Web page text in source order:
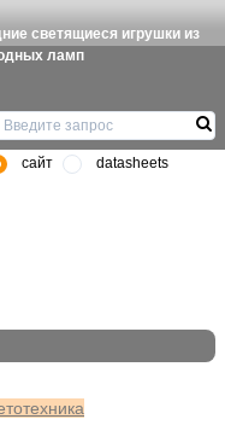
светящиеся игрушки из
ламп
сайт datasheets